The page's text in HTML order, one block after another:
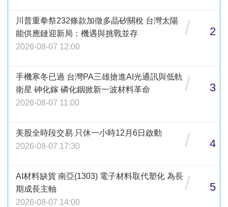
川普重拳祭232條款加徵多晶矽關稅 台灣太陽
能供應鏈迎新局：機遇與挑戰並存
2026-08-07 12:00
/ 2
手機寒冬已過 台灣PA三雄搶進AI光通訊與低軌
衛星 砷化鎵 磷化銦掀新一波材料革命
2026-08-07 11:00
/ 3
美股全時段交易 只休一小時12月6日啟動
2026-08-07 17:30
/ 4
AI材料缺貨 南亞(1303) 電子材料取代塑化 為長
期成長主軸
2026-08-07 14:00
/ 5